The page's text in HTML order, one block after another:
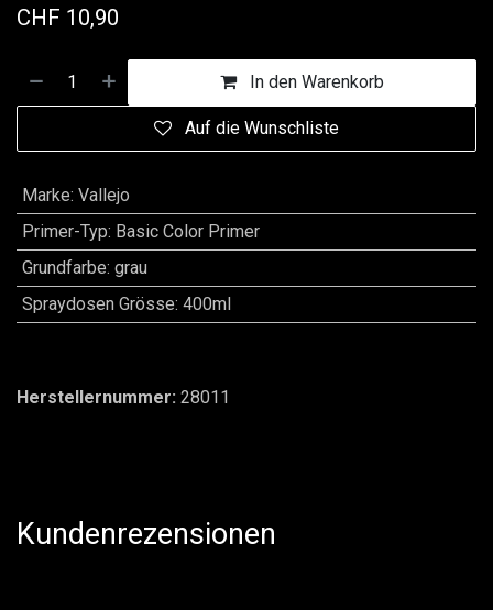
CHF 10,90
In den Warenkorb
Auf die Wunschliste
Marke: Vallejo
Primer-Typ: Basic Color Primer
Grundfarbe: grau
Spraydosen Grösse: 400ml
Herstellernummer: 28011
Kundenrezensionen